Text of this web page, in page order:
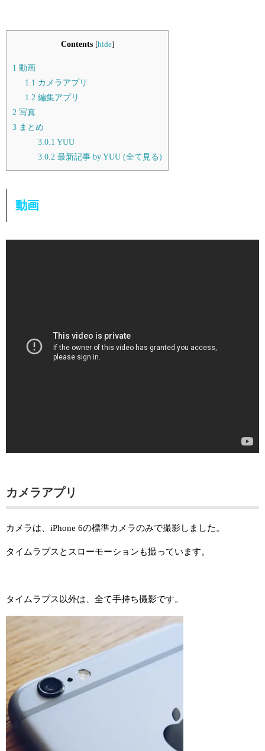
Contents [hide]
1 動画
1.1 カメラアプリ
1.2 編集アプリ
2 写真
3 まとめ
3.0.1 YUU
3.0.2 最新記事 by YUU (全て見る)
動画
カメラアプリ
カメラは、iPhone 6の標準カメラのみで撮影しました。
タイムラプスとスローモーションも撮っています。
タイムラプス以外は、全て手持ち撮影です。